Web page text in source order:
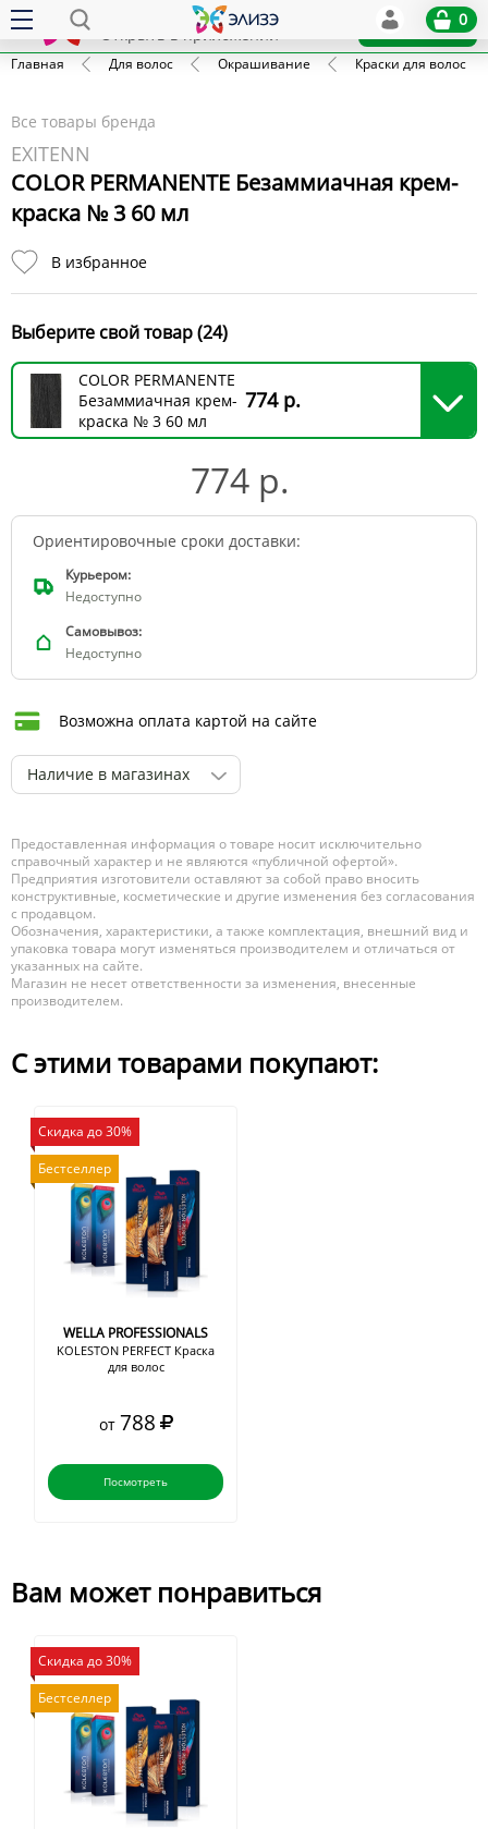
x
Открыть в приложении
Установить
0
Главная Для волос Окрашивание Краски для волос
Все товары бренда
EXITENN
COLOR PERMANENTE Безаммиачная крем-
краска № 3 60 мл
В избранное
Выберите свой товар (24)
COLOR PERMANENTE
Безаммиачная крем-
краска № 3 60 мл
774 р.
774 р.
Ориентировочные сроки доставки:
Курьером:
Недоступно
Самовывоз:
Недоступно
Возможна оплата картой на сайте
Наличие в магазинах
Предоставленная информация о товаре носит исключительно
справочный характер и не являются «публичной офертой».
Предприятия изготовители оставляют за собой право вносить
конструктивные, косметические и другие изменения без согласования
с продавцом.
Обозначения, характеристики, а также комплектация, внешний вид и
упаковка товара могут изменяться производителем и отличаться от
указанных на сайте.
Магазин не несет ответственности за изменения, внесенные
производителем.
С этими товарами покупают:
Скидка до 30%
Бестселлер
WELLA PROFESSIONALS
KOLESTON PERFECT Краска
для волос
от 788
Посмотреть
Вам может понравиться
Скидка до 30%
Бестселлер